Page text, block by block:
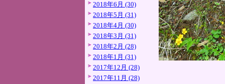
2018年6月 (30)
2018年5月 (31)
2018年4月 (30)
2018年3月 (31)
2018年2月 (28)
2018年1月 (31)
2017年12月 (28)
2017年11月 (28)